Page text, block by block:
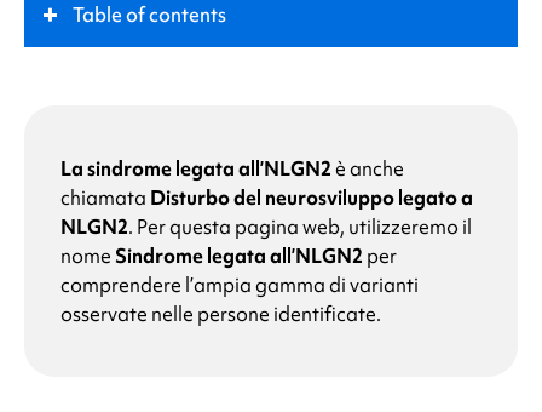
Table of contents
Ruolo chiave
Sintomi
Quali sono le cause della sindrome NLGN2-
La sindrome legata all’NLGN2è anche
chiamata Disturbo del neurosviluppo legato a
NLGN2. Per questa pagina web, utilizzeremo il
nomeSindrome legata all’NLGN2 per
comprendere l’ampia gamma di varianti
osservate nelle persone identificate.